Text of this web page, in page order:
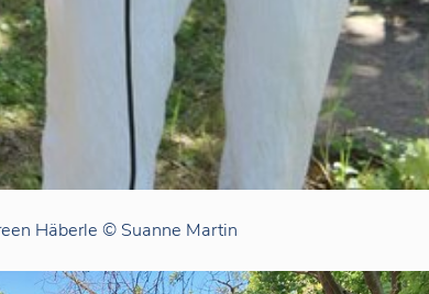
Häberle © Suanne Martin